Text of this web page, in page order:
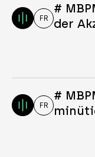
FR
#
der
FR
#